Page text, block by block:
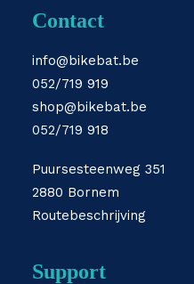
Contact
info@bikebat.be
052/719 919
shop@bikebat.be
052/719 918
Puursesteenweg 351
2880 Bornem
Routebeschrijving
Support